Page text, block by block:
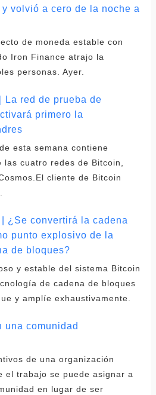
volvió a cero de la noche a
de moneda estable con
Iron Finance atrajo la
personas. Ayer.
La red de prueba de
primero la
esta semana contiene
cuatro redes de Bitcoin,
cliente de Bitcoin
¿Se convertirá la cadena
punto explosivo de la
de bloques?
y estable del sistema Bitcoin
de cadena de bloques
y amplíe exhaustivamente.
una comunidad
de una organización
el trabajo se puede asignar a
en lugar de ser